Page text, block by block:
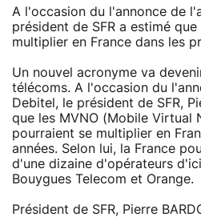
A l'occasion du l'annonce de
président de SFR a estimé
multiplier en France dans les
Un nouvel acronyme va
télécoms. A l'occasion du
Debitel, le président de SFR,
que les MVNO (Mobile Virtual
pourraient se multiplier en
années. Selon lui, la France
d'une dizaine d'opérateurs
Bouygues Telecom et Orange.
Président de SFR, Pierre